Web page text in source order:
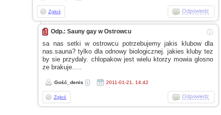
Zgłoś Odpowiedz
ⓘ
Odp.: Sauny gay w Ostrowcu
sa nas setki w ostrowcu potrzebujemy jakis klubow dla
nas.sauna? tylko dla odnowy biologicznej. jakies kluby tez
by sie przydaly. chlopakow jest wielu ktorzy mowia glosno
ze brakuje.....
Gość_denis 2011-01-21, 14:42
Zgłoś Odpowiedz